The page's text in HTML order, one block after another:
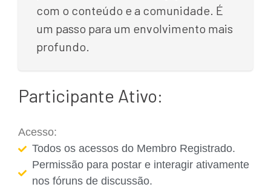
com o conteúdo e a comunidade. É
um passo para um envolvimento mais
profundo.
Participante Ativo:
Acesso:
Todos os acessos do Membro Registrado.
Permissão para postar e interagir ativamente
nos fóruns de discussão.